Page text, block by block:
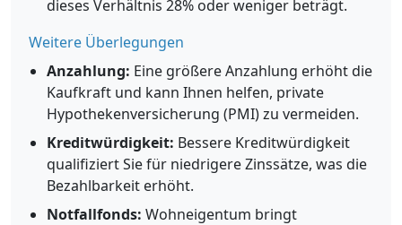
dieses Verhältnis 28% oder weniger beträgt.
Weitere Überlegungen
Anzahlung: Eine größere Anzahlung erhöht die
Kaufkraft und kann Ihnen helfen, private
Hypothekenversicherung (PMI) zu vermeiden.
Kreditwürdigkeit: Bessere Kreditwürdigkeit
qualifiziert Sie für niedrigere Zinssätze, was die
Bezahlbarkeit erhöht.
Notfallfonds: Wohneigentum bringt